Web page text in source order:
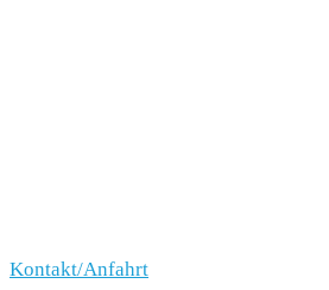
Kontakt/Anfahrt